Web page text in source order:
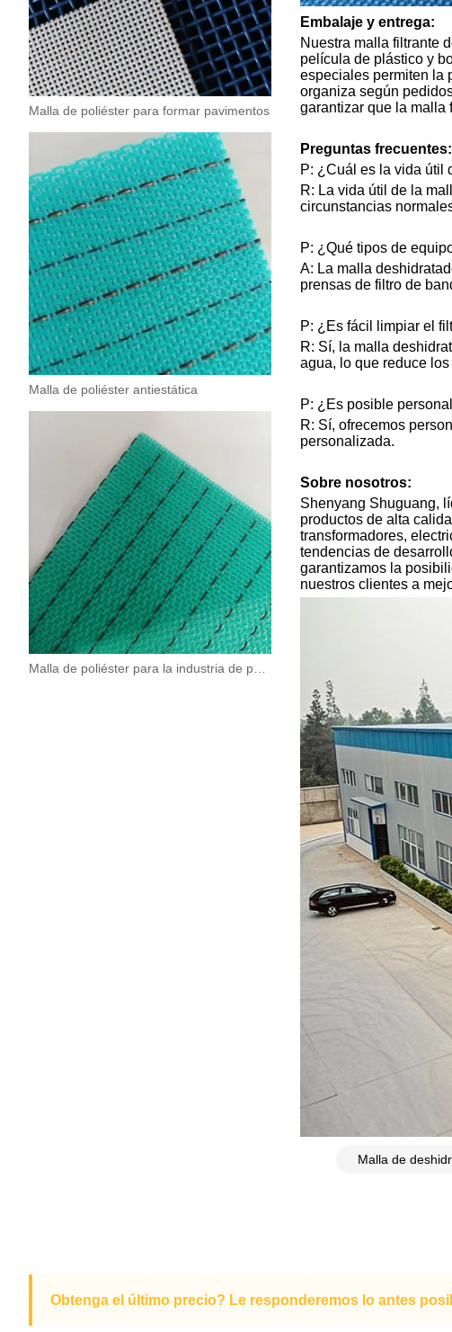
Malla de poliéster para formar pavimentos
Malla de poliéster antiestática
Embalaje y entrega:
Nuestra malla filtrante
película de plástico y
especiales permiten la
organiza según
garantizar que la malla
Preguntas frecuentes:
P: ¿Cuál es la vida útil
R: La vida útil de la
circunstancias
P: ¿Qué tipos de
A: La malla
prensas de filtro de
P: ¿Es fácil limpiar el
R: Sí, la malla
agua, lo que reduce
P: ¿Es posible
R: Sí, ofrecemos
personalizada.
Sobre nosotros:
Shenyang Shuguang,
productos de alta
transformadores,
tendencias de
garantizamos la
nuestros clientes a
Obtenga el último precio? Le responderemos lo antes